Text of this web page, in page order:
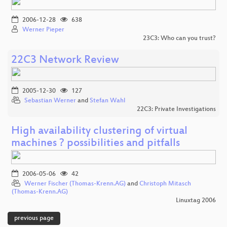
2006-12-28
638
Werner Pieper
23C3: Who can you trust?
22C3 Network Review
2005-12-30
127
Sebastian Werner and Stefan Wahl
22C3: Private Investigations
High availability clustering of virtual
machines ? possibilities and pitfalls
2006-05-06
42
Werner Fischer (Thomas-Krenn.AG) and Christoph Mitasch
(Thomas-Krenn.AG)
Linuxtag 2006
previous page